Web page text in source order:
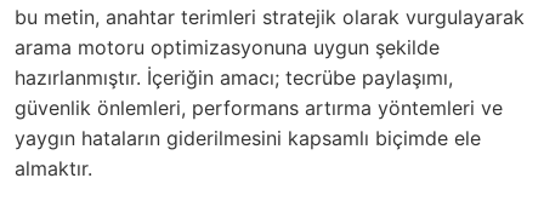
bu metin, anahtar terimleri stratejik olarak vurgulayarak
arama motoru optimizasyonuna uygun şekilde
hazırlanmıştır. İçeriğin amacı; tecrübe paylaşımı,
güvenlik önlemleri, performans artırma yöntemleri ve
yaygın hataların giderilmesini kapsamlı biçimde ele
almaktır.